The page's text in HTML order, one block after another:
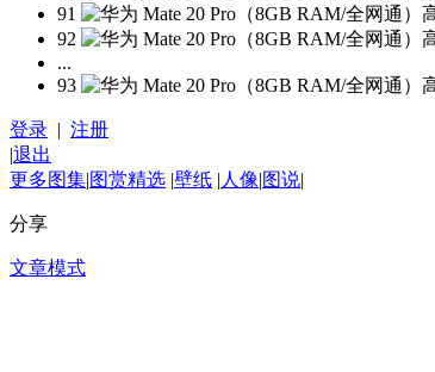
91
92
...
93
登录 | 注册
|退出
更多图集|图赏精选 |壁纸 | 人像|图说|
分享
文章模式